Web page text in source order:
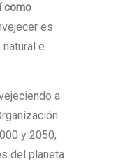
como
es
e
a
y 2050,
del planeta